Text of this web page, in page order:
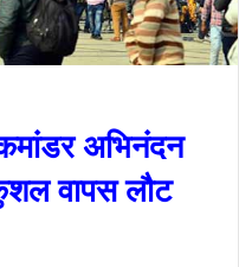
अभिनंदन
वापस लौट